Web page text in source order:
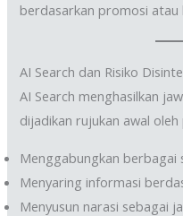
berdasarkan promosi atau
AI Search dan Risiko
AI Search menghasilkan
dijadikan rujukan awal
Menggabungkan berbagai
Menyaring informasi
Menyusun narasi sebagai